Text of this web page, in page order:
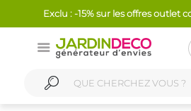
Exclu : -15% sur les offres outlet